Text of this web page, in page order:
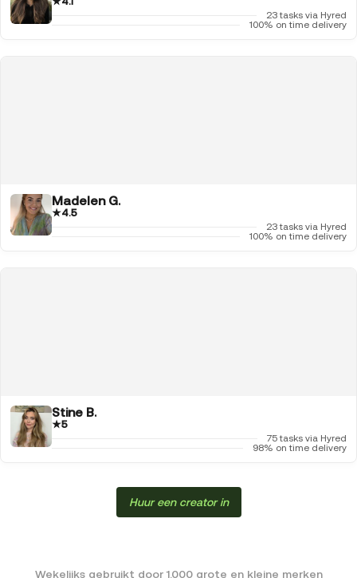
23 tasks via Hyred
100% on time delivery
Madelen G.
★4.5
23 tasks via Hyred
100% on time delivery
Stine B.
★5
75 tasks via Hyred
98% on time delivery
Huur een creator in
Wekelijks gebruikt door 1.000 grote en kleine merken